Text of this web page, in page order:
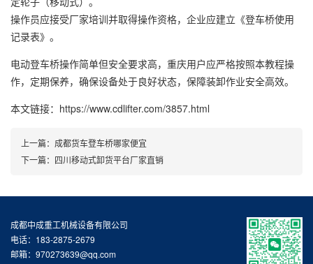
操作员应接受厂家培训并取得操作资格，企业应建立《登车桥使用
记录表》。
电动登车桥操作简单但安全要求高，重庆用户应严格按照本教程操
作，定期保养，确保设备处于良好状态，保障装卸作业安全高效。
本文链接：https://www.cdlifter.com/3857.html
上一篇： 成都货车登车桥哪家便宜
下一篇： 四川移动式卸货平台厂家直销
成都中成重工机械设备有限公司
电话：183-2875-2679
邮箱：970273639@qq.com